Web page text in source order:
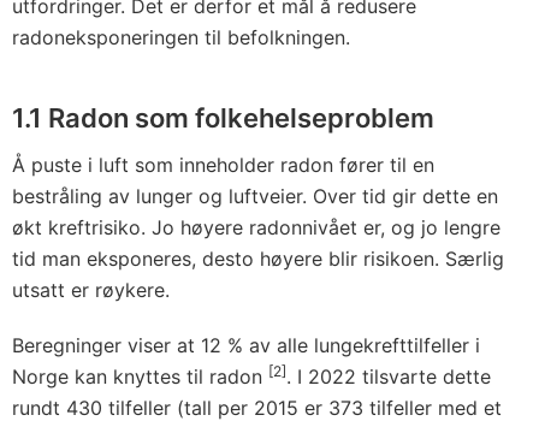
utfordringer. Det er derfor et mål å redusere
radoneksponeringen til befolkningen.
1.1 Radon som folkehelseproblem
Å puste i luft som inneholder radon fører til en
bestråling av lunger og luftveier. Over tid gir dette en
økt kreftrisiko. Jo høyere radonnivået er, og jo lengre
tid man eksponeres, desto høyere blir risikoen. Særlig
utsatt er røykere.
Beregninger viser at 12 % av alle lungekrefttilfeller i
Norge kan knyttes til radon [2]. I 2022 tilsvarte dette
rundt 430 tilfeller (tall per 2015 er 373 tilfeller med et